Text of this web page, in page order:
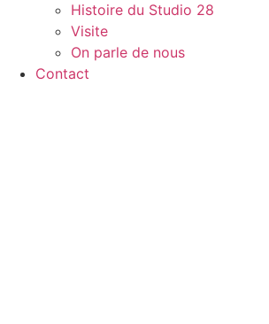
Histoire du Studio 28
Visite
On parle de nous
Contact